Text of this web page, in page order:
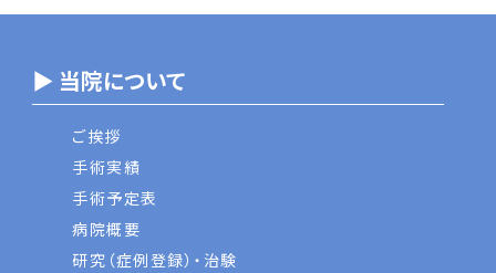
▶ 当院について
ご挨拶
手術実績
手術予定表
病院概要
研究（症例登録）・治験